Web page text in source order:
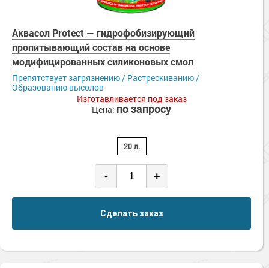
Аквасол Protect — гидрофобизирующий
пропитывающий состав на основе
модифицированных силиконовых смол
Препятствует загрязнению / Растрескиванию /
Образованию высолов
Изготавливается под заказ
Цена: по запросу
20 л.
- +
Сделать заказ